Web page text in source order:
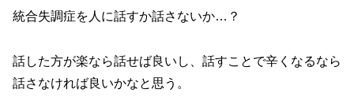
統合失調症を人に話すか話さないか…？
話した方が楽なら話せば良いし、話すことで辛くなるなら
話さなければ良いかなと思う。